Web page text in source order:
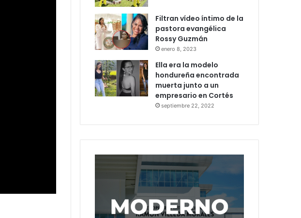
Filtran vídeo íntimo de la
pastora evangélica
Rossy Guzmán
enero 8, 2023
Ella era la modelo
hondureña encontrada
muerta junto a un
empresario en Cortés
septiembre 22, 2022